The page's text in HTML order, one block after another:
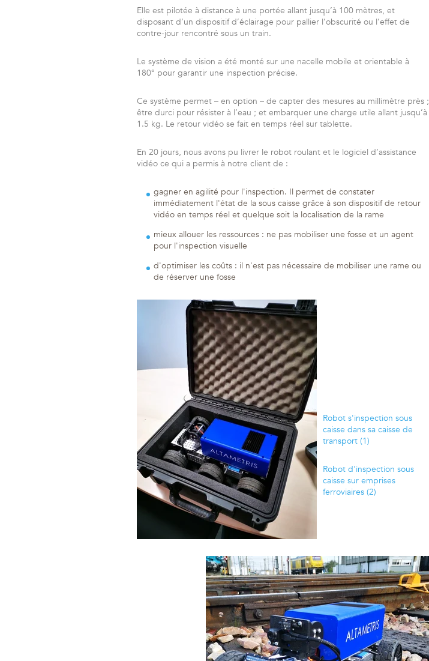
Elle est pilotée à distance à une portée allant jusqu’à 100 mètres, et
disposant d’un dispositif d’éclairage pour pallier l’obscurité ou l’effet de
contre-jour rencontré sous un train.
Le système de vision a été monté sur une nacelle mobile et orientable à
180° pour garantir une inspection précise.
Ce système permet – en option – de capter des mesures au millimètre près ;
être durci pour résister à l’eau ; et embarquer une charge utile allant jusqu’à
1.5 kg. Le retour vidéo se fait en temps réel sur tablette.
En 20 jours, nous avons pu livrer le robot roulant et le logiciel d’assistance
vidéo ce qui a permis à notre client de :
gagner en agilité pour l'inspection. Il permet de constater
immédiatement l'état de la sous caisse grâce à son dispositif de retour
vidéo en temps réel et quelque soit la localisation de la rame
mieux allouer les ressources : ne pas mobiliser une fosse et un agent
pour l'inspection visuelle
d'optimiser les coûts : il n'est pas nécessaire de mobiliser une rame ou
de réserver une fosse
Robot s'inspection sous
caisse dans sa caisse de
transport (1)
Robot d'inspection sous
caisse sur emprises
ferroviaires (2)